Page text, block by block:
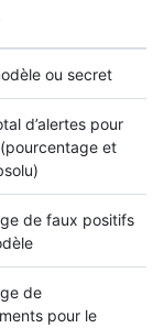
ou secret
d’alertes pour
et
de faux positifs
de
pour le